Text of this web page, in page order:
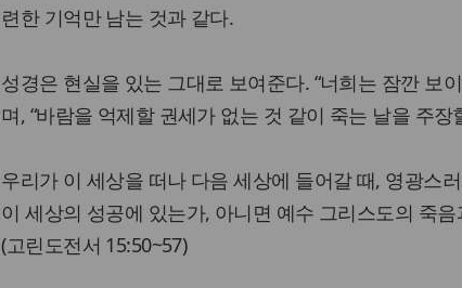
련한 기억만 남는 것과 같다.
성경은 현실을 있는 그대로 보여준다. “너희는 잠깐 보
며, “바람을 억제할 권세가 없는 것 같이 죽는 날을 주장
우리가 이 세상을 떠나 다음 세상에 들어갈 때, 영광스
이 세상의 성공에 있는가, 아니면 예수 그리스도의 죽
(고린도전서 15:50~57)